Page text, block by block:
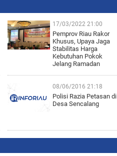
17/03/2022 21:00
Pemprov Riau Rakor
Khusus, Upaya Jaga
Stabilitas Harga
Kebutuhan Pokok
Jelang Ramadan
08/06/2016 21:18
Polisi Razia Petasan di
Desa Sencalang